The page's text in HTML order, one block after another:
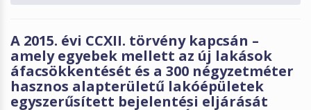
A 2015. évi CCXII. törvény kapcsán –
amely egyebek mellett az új lakások
áfacsökkentését és a 300 négyzetméter
hasznos alapterületű lakóépületek
egyszerűsített bejelentési eljárását